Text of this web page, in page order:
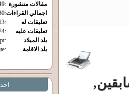
مقالات منشورة :
اجمالي القراءات:
تعليقات له
:
تعليقات عليه
:
بلد الميلاد
:
بلد الاقامة
: